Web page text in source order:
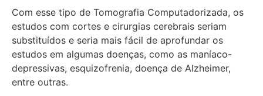
Com esse tipo de Tomografia Computadorizada, os
estudos com cortes e cirurgias cerebrais seriam
substituídos e seria mais fácil de aprofundar os
estudos em algumas doenças, como as maníaco-
depressivas, esquizofrenia, doença de Alzheimer,
entre outras.